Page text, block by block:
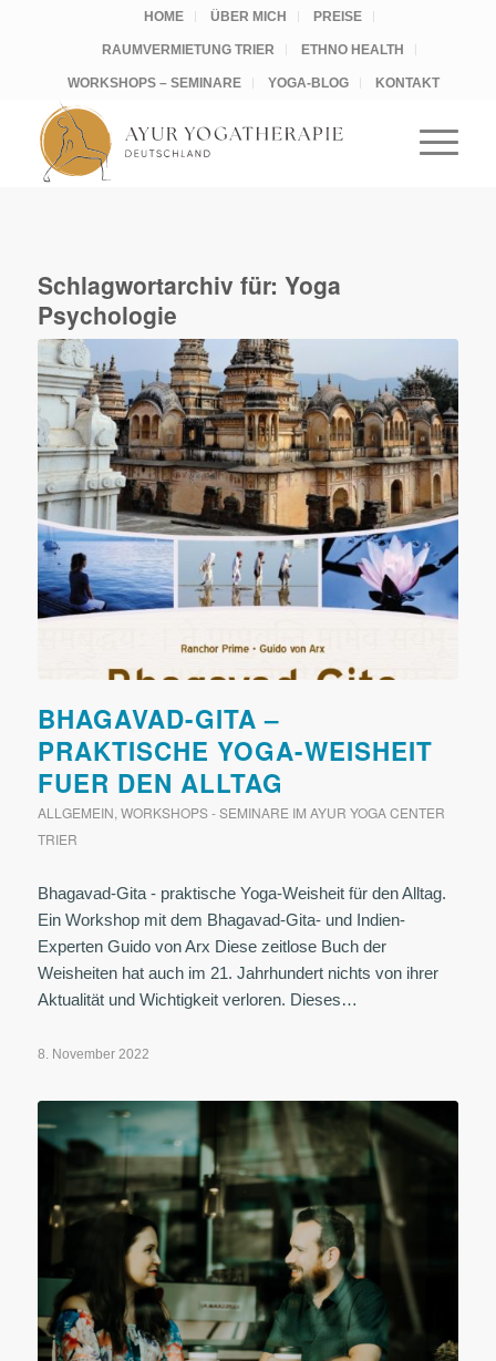
HOME ÜBER MICH PREISE
RAUMVERMIETUNG TRIER ETHNO HEALTH
WORKSHOPS – SEMINARE YOGA-BLOG KONTAKT
Schlagwortarchiv für: Yoga
Psychologie
BHAGAVAD-GITA –
PRAKTISCHE YOGA-WEISHEIT
FUER DEN ALLTAG
ALLGEMEIN, WORKSHOPS - SEMINARE IM AYUR YOGA CENTER
TRIER
Bhagavad-Gita - praktische Yoga-Weisheit für den Alltag.
Ein Workshop mit dem Bhagavad-Gita- und Indien-
Experten Guido von Arx Diese zeitlose Buch der
Weisheiten hat auch im 21. Jahrhundert nichts von ihrer
Aktualität und Wichtigkeit verloren. Dieses…
8. November 2022